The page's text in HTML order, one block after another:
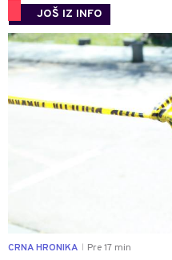
JOŠ IZ INFO
CRNA HRONIKA Pre 17 min